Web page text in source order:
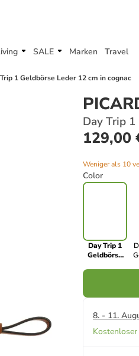
SALE Marken Travel
1 Geldbörse Leder 12 cm in cognac
Day Trip
129,00
Weniger als 10
Color
Day Trip 1
Geldbörse
8. - 11.
Kostenloser